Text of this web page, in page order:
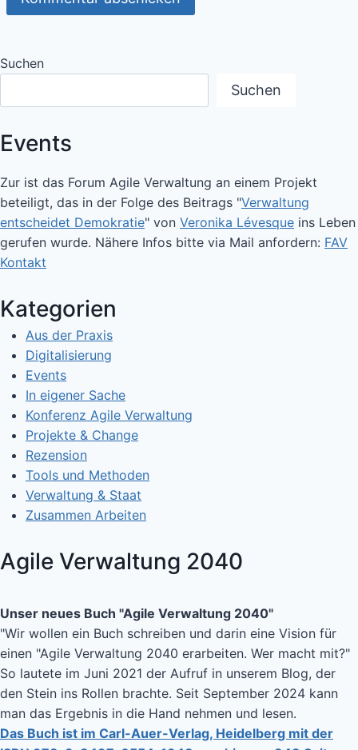
Suchen
Suchen
Events
Zur ist das Forum Agile Verwaltung an einem Projekt
beteiligt, das in der Folge des Beitrags "Verwaltung
entscheidet Demokratie" von Veronika Lévesque ins Leben
gerufen wurde. Nähere Infos bitte via Mail anfordern: FAV
Kontakt
Kategorien
Aus der Praxis
Digitalisierung
Events
In eigener Sache
Konferenz Agile Verwaltung
Projekte & Change
Rezension
Tools und Methoden
Verwaltung & Staat
Zusammen Arbeiten
Agile Verwaltung 2040
Unser neues Buch "Agile Verwaltung 2040"
"Wir wollen ein Buch schreiben und darin eine Vision für
einen "Agile Verwaltung 2040 erarbeiten. Wer macht mit?"
So lautete im Juni 2021 der Aufruf in unserem Blog, der
den Stein ins Rollen brachte. Seit September 2024 kann
man das Ergebnis in die Hand nehmen und lesen.
Das Buch ist im Carl-Auer-Verlag, Heidelberg mit der